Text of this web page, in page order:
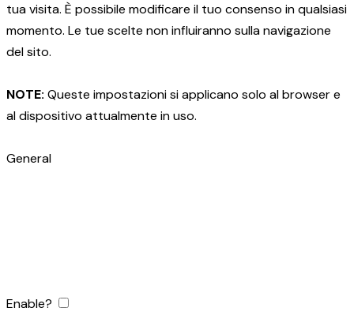
tua visita. È possibile modificare il tuo consenso in qualsiasi
momento. Le tue scelte non influiranno sulla navigazione
del sito.
NOTE: Queste impostazioni si applicano solo al browser e
al dispositivo attualmente in uso.
General
Enable?